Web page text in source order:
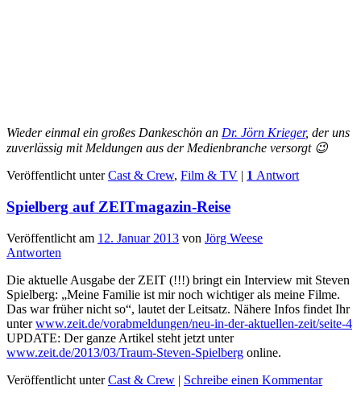
Wieder einmal ein großes Dankeschön an Dr. Jörn Krieger, der uns
zuverlässig mit Meldungen aus der Medienbranche versorgt 😉
Veröffentlicht unter Cast & Crew, Film & TV | 1 Antwort
Spielberg auf ZEITmagazin-Reise
Veröffentlicht am 12. Januar 2013 von Jörg Weese
Antworten
Die aktuelle Ausgabe der ZEIT (!!!) bringt ein Interview mit Steven
Spielberg: „Meine Familie ist mir noch wichtiger als meine Filme.
Das war früher nicht so“, lautet der Leitsatz. Nähere Infos findet Ihr
unterwww.zeit.de/vorabmeldungen/neu-in-der-aktuellen-zeit/seite-4
UPDATE: Der ganze Artikel steht jetzt unter
www.zeit.de/2013/03/Traum-Steven-Spielberg online.
Veröffentlicht unter Cast & Crew | Schreibe einen Kommentar